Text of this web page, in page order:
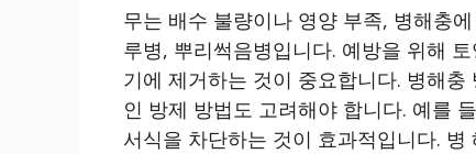
무는 배수 불량이나 영양 부족, 병해충
루병, 뿌리썩음병입니다. 예방을 위해
기에 제거하는 것이 중요합니다. 병해
인 방제 방법도 고려해야 합니다. 예를
서식을 차단하는 것이 효과적입니다.